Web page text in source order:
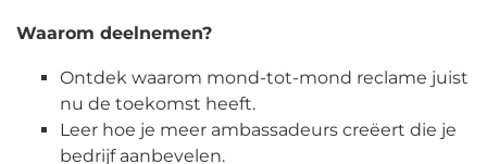
Waarom deelnemen?
Ontdek waarom mond-tot-mond reclame juist
nu de toekomst heeft.
Leer hoe je meer ambassadeurs creëert die je
bedrijf aanbevelen.